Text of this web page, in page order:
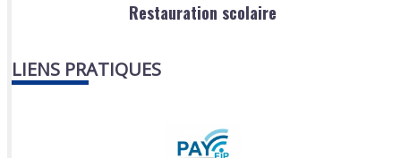
Restauration scolaire
LIENS PRATIQUES